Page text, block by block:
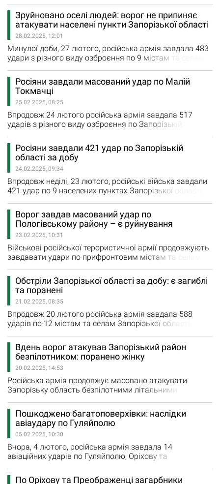
будинки. За даними Запорізької ОВА, у п’ятницю
загарбники сім разів обстріляли Камʼянське,
Новоданилівку та Новодарівку з реактивних систем
залпового вогню. Також ворог завдав 20 авіаційних
ударів по Лобковому, Гуляйполю,…
Зруйновано оселі людей: ворог не припиняє
атакувати населені пункти Запорізької області
28.02.2025, 12:01
Минулої доби, 27 лютого, російська армія завдала 483
удари з різного виду озброєння по 9 містам та селам
ворожих обстрілів пошкоджено 30 квартир та будинків.
На жаль, 82-річна мешканка Запоріжжя постраждала
внаслідок ворожої дронової атаки міста. За даними
Запорізької ОВА, вчора росіяни тричі обстріляли з
реактивних…
Росіяни завдали масований удар по Малій
Токмачці
25.02.2025, 08:25
Впродовж 24 лютого російська армія завдала 517
ударів з різного виду озброєння по Запорізькій
Внаслідок ворожих ударів зруйновано та пошкоджено
18 квартир, будинків та авто. За даними Запорізької
ОВА, у понеділок ворог сім разів обстріляв з РСЗВ
Гуляйполе, Щербаки та Малу Токмачку, а також завдав
вісім авіаударів…
Росіяни завдали 421 удар по Запорізькій
області за добу
24.02.2025, 09:34
Впродовж неділі, 23 лютого, російські війська завдали
421 удар по 9 населених пунктах Запорізької області.
пошкодження квартир та приватних будинків внаслідок
обстрілів. За даними Запорізької ОВА, чотири
авіаудари у неділю загарбники завдали по Гуляйполю
та Щербаках. Ще 13 разів окупанти обстріляли з
реактивних систем залпового…
Ворог завдав масований удар по
Пологівському району – є руйнування
23.02.2025, 10:31
Військові російської терористичної армії продовжують
завдавати удари по прифронтовим містам та селам
завдали 455 ударів по 13 містам та селам регіону.
Новоданилівку, Гуляйполе та Новодарівку загарбники
три рази обстріляли з реактивних систем залпового
вогню, повідомили у Запорізькій ОВА. По
Степногірську, Лукʼянівському,…
Обстріли Запорізької області за добу: є загиблі
та поранені
21.02.2025, 08:35
Впродовж 20 лютого російська армія завдала 588
ударів по 12 містам та селам Запорізької області.
повідомлень про руйнування осель. За даними
Запорізької ОВА, вчора загарбники із реактивних
систем залпового вогню накрили Щербаки, Чарівне та
Новодарівку завдавши 8 ударів. Крім того, російські
військові завдали 22 авіаційних удари…
Вдень ворог атакував Запорізький район
безпілотником: поранено жінку
20.02.2025, 14:53
Російська армія продовжує масовано атакувати
Запорізьку область безпілотними літальними
безпілотником Запорізький район. На жаль, 77-річна
мирна мешканка отримала поранення. «Постраждала
мешканка с. Біленьке отримала всю необхідну медичну
допомогу», - написав Іван Федоров, очільник
Запорізької ОВА.
Пошкоджено багатоповерхівки: наслідки
авіаудару по Гуляйполю
05.02.2025, 10:30
Вчора, 4 лютого, російська армія завдала 14
авіаційних ударів по Гуляйполю, Оріхову та
поранення отримала 62-річна жінка. Постраждала у
По Оріхову та Преображенці загарбники